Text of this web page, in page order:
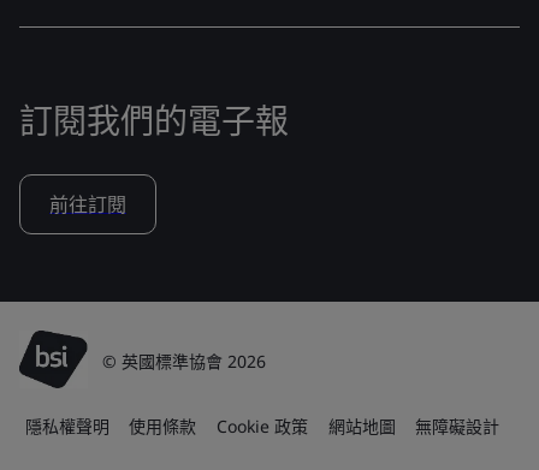
訂閱我們的電子報
前往訂閱
© 英國標準協會 2026
隱私權聲明 使用條款 Cookie 政策 網站地圖 無障礙設計